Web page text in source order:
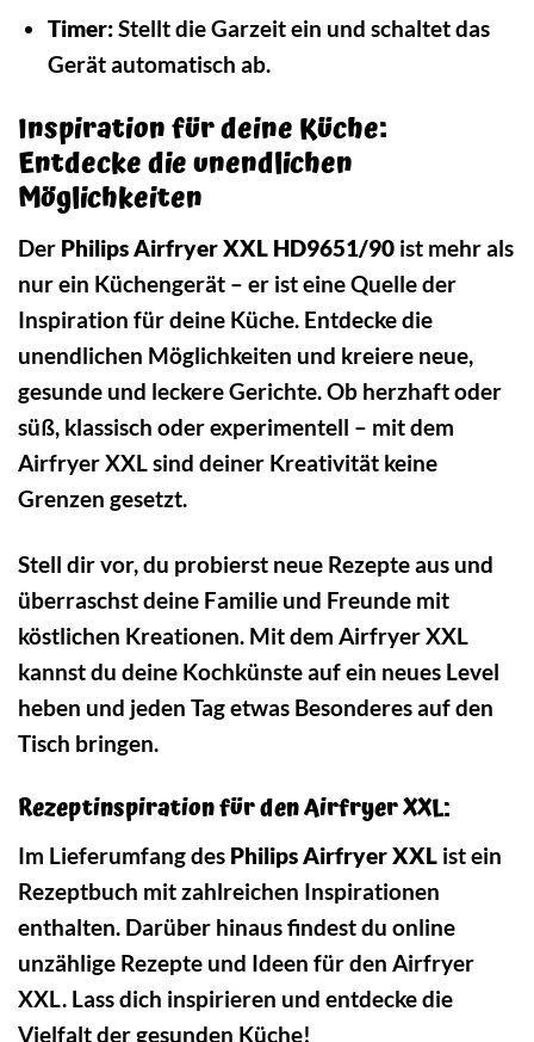
Timer:Stellt die Garzeit ein und schaltet das
Gerät automatisch ab.
Inspiration für deine Küche:
Entdecke die unendlichen
Möglichkeiten
Der Philips Airfryer XXL HD9651/90 ist mehr als
nur ein Küchengerät – er ist eine Quelle der
Inspiration für deine Küche. Entdecke die
unendlichen Möglichkeiten und kreiere neue,
gesunde und leckere Gerichte. Ob herzhaft oder
süß, klassisch oder experimentell – mit dem
Airfryer XXL sind deiner Kreativität keine
Grenzen gesetzt.
Stell dir vor, du probierst neue Rezepte aus und
überraschst deine Familie und Freunde mit
köstlichen Kreationen. Mit dem Airfryer XXL
kannst du deine Kochkünste auf ein neues Level
heben und jeden Tag etwas Besonderes auf den
Tisch bringen.
Rezeptinspiration für den Airfryer XXL:
Im Lieferumfang des Philips Airfryer XXL ist ein
Rezeptbuch mit zahlreichen Inspirationen
enthalten. Darüber hinaus findest du online
unzählige Rezepte und Ideen für den Airfryer
XXL. Lass dich inspirieren und entdecke die
Vielfalt der gesunden Küche!